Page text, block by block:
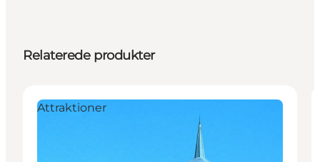
Relaterede produkter
Attraktioner